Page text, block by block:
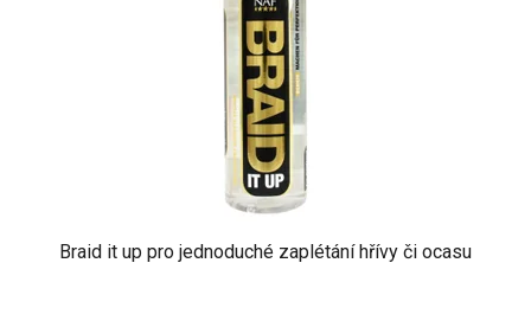
Braid it up pro jednoduché zaplétání hřívy či ocasu